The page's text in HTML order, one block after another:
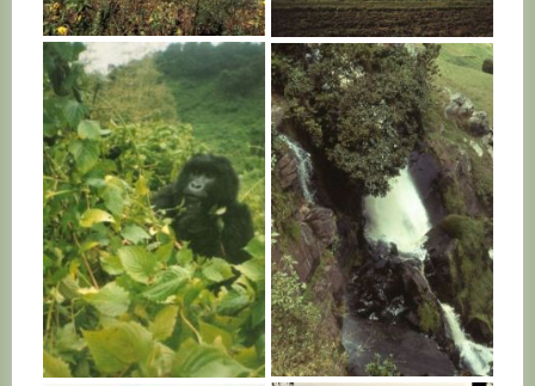
RWANDA
RWANDA